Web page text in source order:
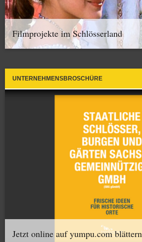
Filmprojekte im Schlösserland
UNTERNEHMENSBROSCHÜRE
Jetzt online auf yumpu.com blättern